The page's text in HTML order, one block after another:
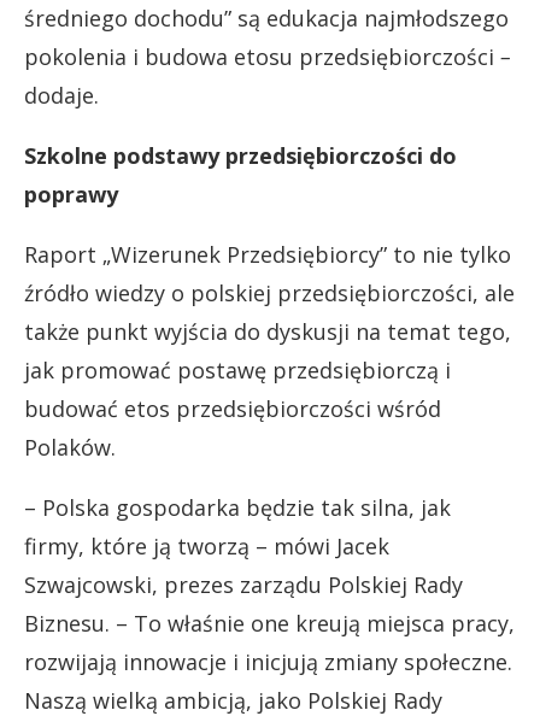
średniego dochodu” są edukacja najmłodszego
pokolenia i budowa etosu przedsiębiorczości –
dodaje.
Szkolne podstawy przedsiębiorczości do
poprawy
Raport „Wizerunek Przedsiębiorcy” to nie tylko
źródło wiedzy o polskiej przedsiębiorczości, ale
także punkt wyjścia do dyskusji na temat tego,
jak promować postawę przedsiębiorczą i
budować etos przedsiębiorczości wśród
Polaków.
– Polska gospodarka będzie tak silna, jak
firmy, które ją tworzą – mówi Jacek
Szwajcowski, prezes zarządu Polskiej Rady
Biznesu. – To właśnie one kreują miejsca pracy,
rozwijają innowacje i inicjują zmiany społeczne.
Naszą wielką ambicją, jako Polskiej Rady